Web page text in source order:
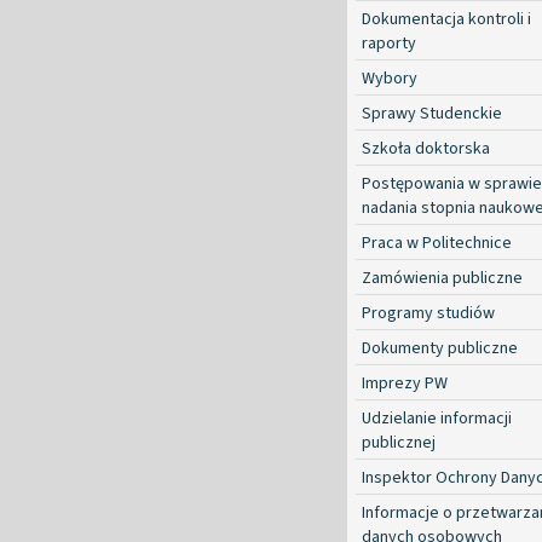
Dokumentacja kontroli i
raporty
Wybory
Sprawy Studenckie
Szkoła doktorska
Postępowania w sprawie
nadania stopnia
Praca w Politechnice
Zamówienia publiczne
Programy studiów
Dokumenty publiczne
Imprezy PW
Udzielanie informacji
publicznej
Inspektor Ochrony
Informacje o
danych osobowych